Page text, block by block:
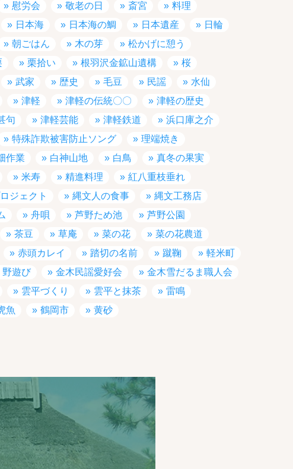
慰労会 敬老の日 斎宮
料理
日本海 日本海の鯛 日本遺産
日輪
朝ごはん 木の芽
松かげに憩う
栗拾い 根羽沢金鉱山遺構
桜
武家 歴史 毛豆 民謡
水仙
津軽 津軽の伝統〇〇
津軽の歴史
句 津軽芸能 津軽鉄道
浜口庫之介
特殊詐欺被害防止ソング
理端焼き
作業 白神山地 白鳥
真冬の果実
米寿 精進料理
紅八重枝垂れ
ジェクト 縄文人の食事
縄文工務店
舟唄 芦野ため池
芦野公園
茶豆 草庵 菜の花
菜の花農道
赤頭カレイ 踏切の名前 蹴鞠
軽米町
野遊び 金木民謡愛好会
金木雪だるま職人会
雲平づくり 雲平と抹茶
雷鳴
魚 鶴岡市 黄砂